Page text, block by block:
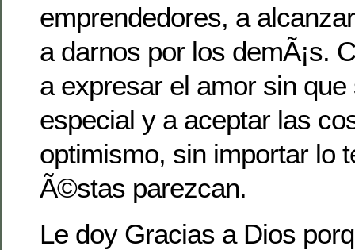
emprendedores, a
a darnos por los demÃ¡s.
a expresar el amor sin
especial y a aceptar las
optimismo, sin importar lo
Ã©stas parezcan.
Le doy Gracias a Dios